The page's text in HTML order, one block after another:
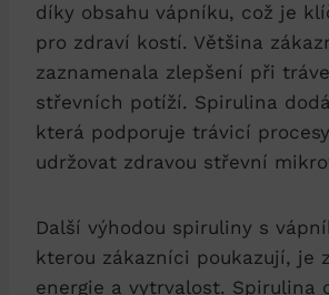
díky obsahu vápníku, což je
pro zdraví kostí. Většina
zaznamenala zlepšení při
střevních potíží. Spirulina
která podporuje trávicí
udržovat zdravou střevní
Další výhodou spiruliny s
kterou zákazníci poukazují, je
energie a vytrvalost. Spirulina